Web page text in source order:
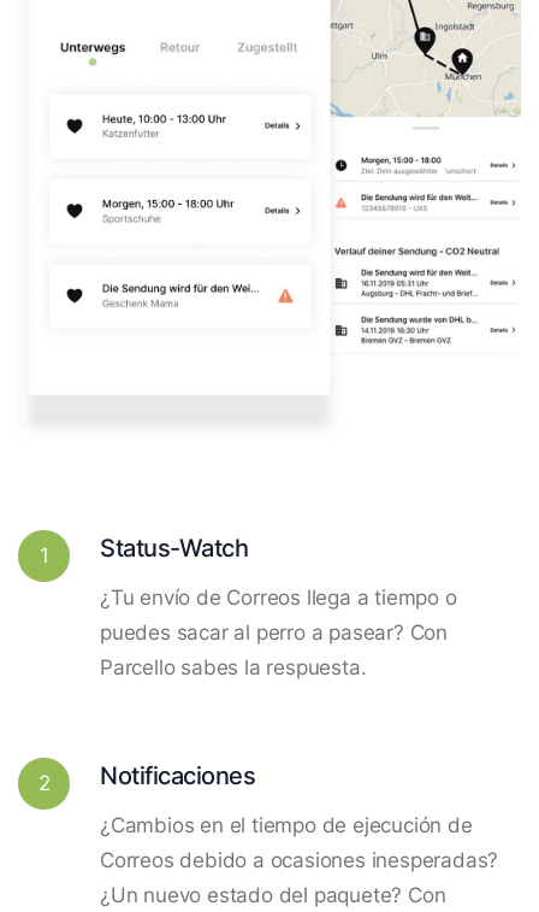
1 Status-Watch
¿Tu envío de Correos llega a tiempo o
puedes sacar al perro a pasear? Con
Parcello sabes la respuesta.
2 Notificaciones
¿Cambios en el tiempo de ejecución de
Correos debido a ocasiones inesperadas?
¿Un nuevo estado del paquete? Con